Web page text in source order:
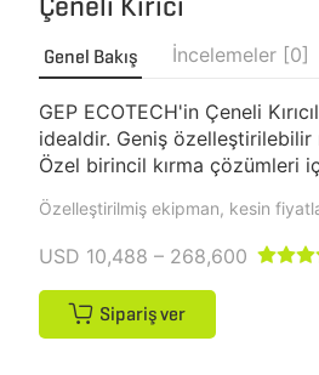
Genel Bakış İncelemeler [0]
GEP ECOTECH'in Çeneli
idealdir. Geniş özelleştirilebilir
Özel birincil kırma çözümleri
Özelleştirilmiş ekipman, kesin
USD 10,488 – 268,600 
Sipariş ver